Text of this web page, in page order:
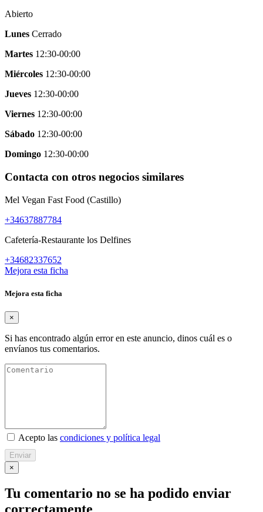
Abierto
Lunes Cerrado
Martes 12:30-00:00
Miércoles 12:30-00:00
Jueves 12:30-00:00
Viernes 12:30-00:00
Sábado 12:30-00:00
Domingo 12:30-00:00
Contacta con otros negocios similares
Mel Vegan Fast Food (Castillo)
+34637887784
Cafetería-Restaurante los Delfines
+34682337652
Mejora esta ficha
Mejora esta ficha
×
Si has encontrado algún error en este anuncio, dinos cuál es o
envíanos tus comentarios.
Acepto las condiciones y política legal
Enviar
×
Tu comentario no se ha podido enviar